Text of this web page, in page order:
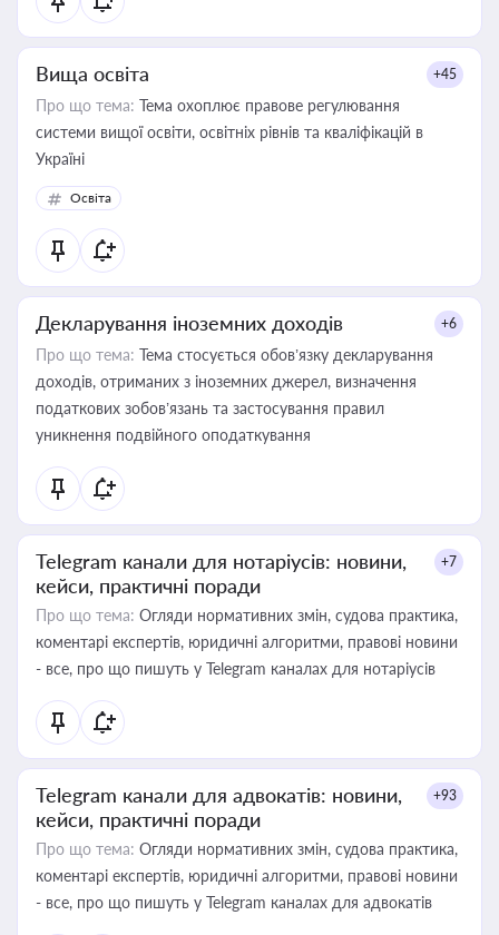
Вища освіта +45
Про що тема: Тема охоплює правове регулювання
системи вищої освіти, освітніх рівнів та кваліфікацій в
Україні
Освіта
Декларування іноземних доходів +6
Про що тема: Тема стосується обов’язку декларування
доходів, отриманих з іноземних джерел, визначення
податкових зобов’язань та застосування правил
уникнення подвійного оподаткування
Telegram канали для нотаріусів: новини,
кейси, практичні поради
+7
Про що тема: Огляди нормативних змін, судова практика,
коментарі експертів, юридичні алгоритми, правові новини
- все, про що пишуть у Telegram каналах для нотаріусів
Telegram канали для адвокатів: новини,
кейси, практичні поради
+93
Про що тема: Огляди нормативних змін, судова практика,
коментарі експертів, юридичні алгоритми, правові новини
- все, про що пишуть у Telegram каналах для адвокатів